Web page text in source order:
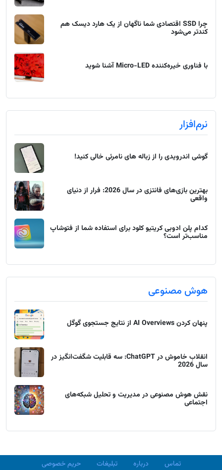
چرا SSD اقتصادی شما ناگهان از یک هارد دیسک هم
کندتر می‌شود
با فناوری خیره‌کننده Micro-LED آشنا شوید
نرم‌افزار
گوشی اندرویدی را از زباله های نامرئی خالی کنید!
بهترین بازی‌های فانتزی در سال 2026: فرار از دنیای
واقعی
کدام پلن ادوبی کریتیو کلود برای استفاده شما از فتوشاپ
مناسب‌تر است؟
هوش مصنوعی
پنهان کردن AI Overviews از نتایج جستجوی گوگل
انقلاب خاموش در ChatGPT: سه قابلیت شگفت‌انگیز در
سال 2026
نقش هوش مصنوعی در مدیریت و تحلیل شبکه‌های
اجتماعی
تماس درباره تبلیغات حریم خصوصی